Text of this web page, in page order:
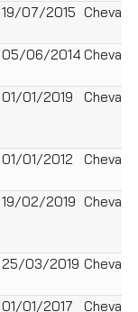
19/07/2015 Cheval
05/06/2014 Cheval
01/01/2019 Cheval
01/01/2012 Cheval
19/02/2019 Cheval
25/03/2019 Cheval
01/01/2017 Cheval